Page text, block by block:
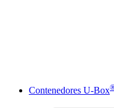
Contenedores U-Box